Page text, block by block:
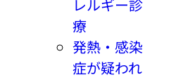
レルギー診
療
発熱・感染
症が疑われ